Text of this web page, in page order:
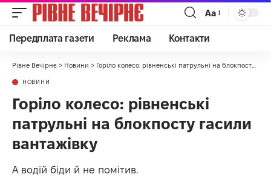
Аа
Передплата газети Реклама Контакти
Рівне Вечірнє > Новини > Горіло колесо: рівненські патрульні на блокпосту гасили вантажівку
НОВИНИ
Горіло колесо: рівненські
патрульні на блокпосту гасили
вантажівку
А водій біди й не помітив.